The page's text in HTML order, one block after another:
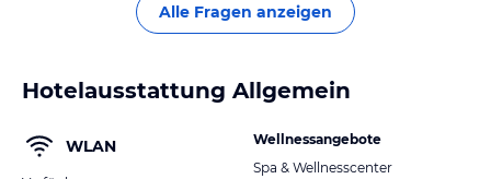
Alle Fragen anzeigen
Hotelausstattung Allgemein
WLAN
Wellnessangebote
Spa & Wellnesscenter